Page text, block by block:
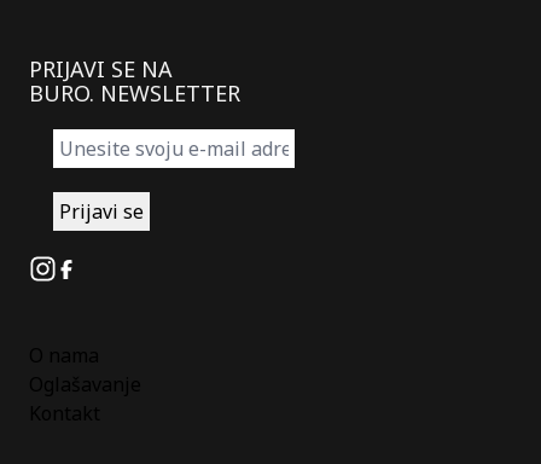
PRIJAVI SE NA
BURO. NEWSLETTER
Instagram
Facebook